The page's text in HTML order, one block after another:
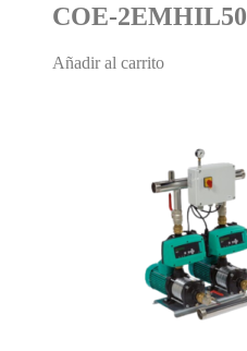
COE-
Añadir al carrito